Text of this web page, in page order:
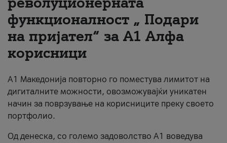
За нас
#ПодобарОнлајн
функционалност „ Подари
на пријател“ за А1 Алфа
корисници
А1 Македонија повторно го поместува лимитот на
дигиталните можности, овозможувајќи уникатен
начин за поврзување на корисниците преку своето
портфолио.
Од денеска, со големо задоволство А1 воведува